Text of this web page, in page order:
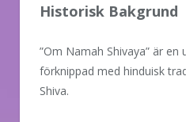
Historisk Bakgrund
”Om Namah Shivaya” är en
förknippad med hinduisk
Shiva.